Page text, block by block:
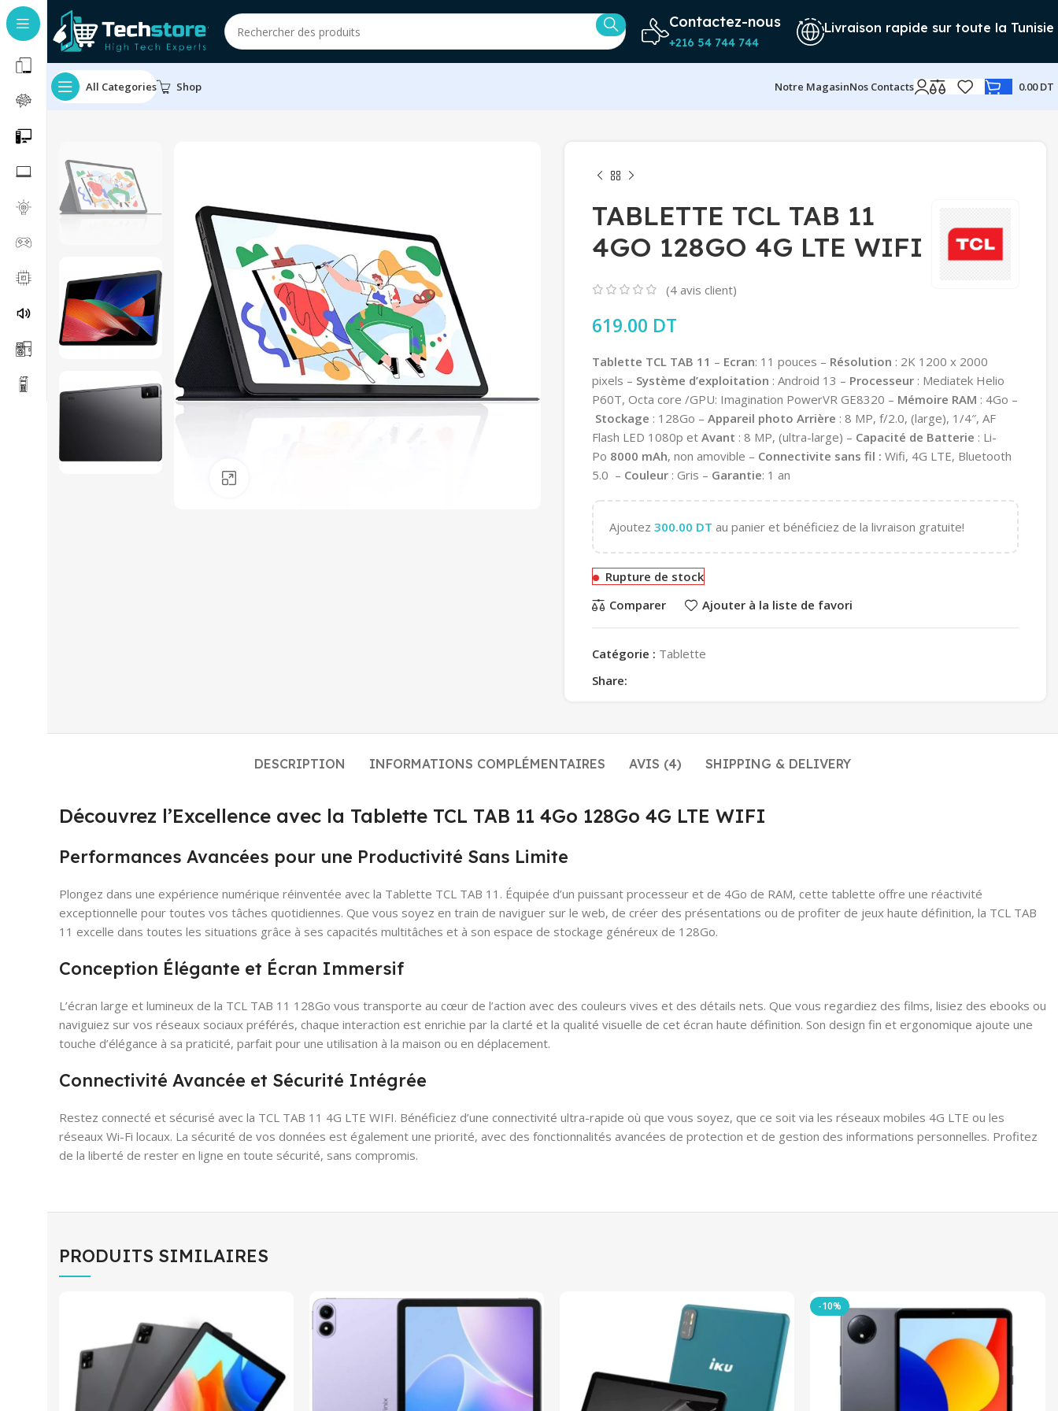
Contactez-nous
+216 54 744 744
Livraison rapide sur toute la Tunisie
All Categories Shop Notre MagasinNos Contacts 0.00DT
TABLETTE TCL TAB 11
4GO 128GO 4G LTE WIFI
(4 avis client)
619.00 DT
Tablette TCL TAB 11 – Ecran: 11 pouces – Résolution : 2K 1200 x 2000
pixels – Système d’exploitation : Android 13 – Processeur : Mediatek Helio
P60T, Octa core /GPU: Imagination PowerVR GE8320 – Mémoire RAM : 4Go –
Stockage : 128Go – Appareil photo Arrière : 8 MP, f/2.0, (large), 1/4″, AF
Flash LED 1080p et Avant : 8 MP, (ultra-large) – Capacité de Batterie : Li-
Po 8000 mAh, non amovible – Connectivite sans fil : Wifi, 4G LTE, Bluetooth
5.0 – Couleur : Gris – Garantie: 1 an
Ajoutez 300.00 DT au panier et bénéficiez de la livraison gratuite!
Rupture de stock
Comparer
Ajouter à la liste de favori
Catégorie : Tablette
Share:
DESCRIPTION INFORMATIONS COMPLÉMENTAIRES AVIS (4) SHIPPING & DELIVERY
Découvrez l’Excellence avec la Tablette TCL TAB 11 4Go 128Go 4G LTE WIFI
Performances Avancées pour une Productivité Sans Limite
Plongez dans une expérience numérique réinventée avec la Tablette TCL TAB 11. Équipée d’un puissant processeur et de 4Go de RAM, cette tablette offre une réactivité
exceptionnelle pour toutes vos tâches quotidiennes. Que vous soyez en train de naviguer sur le web, de créer des présentations ou de profiter de jeux haute définition, la TCL TAB
11 excelle dans toutes les situations grâce à ses capacités multitâches et à son espace de stockage généreux de 128Go.
Conception Élégante et Écran Immersif
L’écran large et lumineux de la TCL TAB 11 128Go vous transporte au cœur de l’action avec des couleurs vives et des détails nets. Que vous regardiez des films, lisiez des ebooks ou
naviguiez sur vos réseaux sociaux préférés, chaque interaction est enrichie par la clarté et la qualité visuelle de cet écran haute définition. Son design fin et ergonomique ajoute une
touche d’élégance à sa praticité, parfait pour une utilisation à la maison ou en déplacement.
Connectivité Avancée et Sécurité Intégrée
Restez connecté et sécurisé avec la TCL TAB 11 4G LTE WIFI. Bénéficiez d’une connectivité ultra-rapide où que vous soyez, que ce soit via les réseaux mobiles 4G LTE ou les
réseaux Wi-Fi locaux. La sécurité de vos données est également une priorité, avec des fonctionnalités avancées de protection et de gestion des informations personnelles. Profitez
de la liberté de rester en ligne en toute sécurité, sans compromis.
PRODUITS SIMILAIRES
-10%